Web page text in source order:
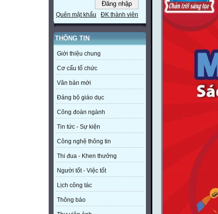
Quên mật khẩu ĐK thành viên
THÔNG TIN
Giới thiệu chung
Cơ cấu tổ chức
Văn bản mới
Đảng bộ giáo dục
Công đoàn ngành
Tin tức - Sự kiện
Công nghệ thông tin
Thi đua - Khen thưởng
Người tốt - Việc tốt
Lịch công tác
Thông báo